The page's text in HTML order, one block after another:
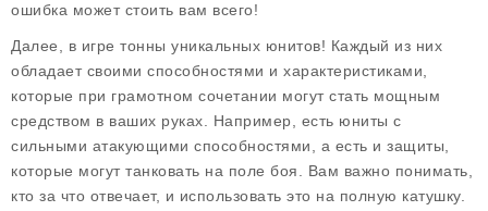
ошибка может стоить вам всего!
Далее, в игре тонны уникальных юнитов! Каждый из них
обладает своими способностями и характеристиками,
которые при грамотном сочетании могут стать мощным
средством в ваших руках. Например, есть юниты с
сильными атакующими способностями, а есть и защиты,
которые могут танковать на поле боя. Вам важно понимать,
кто за что отвечает, и использовать это на полную катушку.